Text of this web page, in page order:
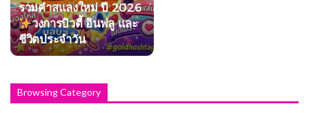
รวมคำสแลงใหม่ ปี 2026
วงการบิวตี้ อินฟลู และ
ชีวิตประจำวัน
Browsing Category